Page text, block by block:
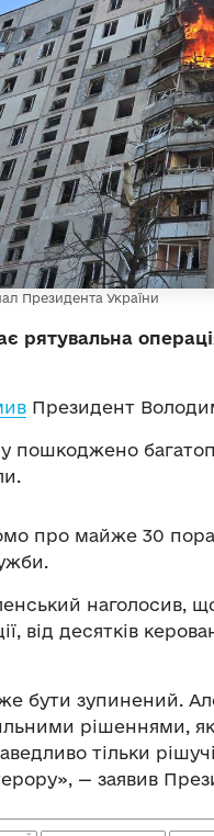
Президента України
рятувальна
Президент
пошкоджено
про майже 30
наголосив,
від десятків
бути зупинений.
рішеннями,
тільки
— заявив